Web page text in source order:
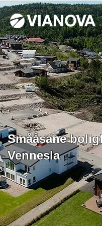
Smååsane
Vennesla